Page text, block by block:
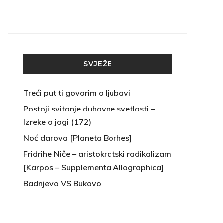
SVJEŽE
Treći put ti govorim o ljubavi
Postoji svitanje duhovne svetlosti –
Izreke o jogi (172)
Noć darova [Planeta Borhes]
Fridrihe Niče – aristokratski radikalizam
[Karpos – Supplementa Allographica]
Badnjevo VS Bukovo